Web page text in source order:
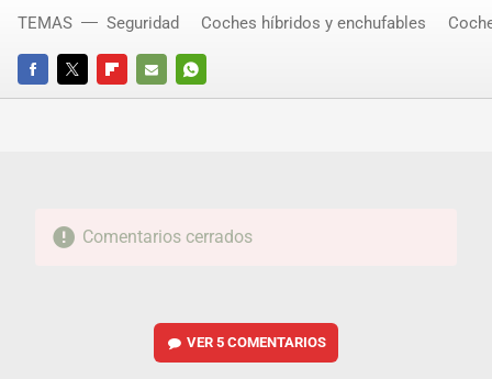
FACEBOOKTWITTERFLIPBOARD
E-
WHATSAPP
TEMAS Seguridad Coches híbridos y enchufables
Comentarios cerrados
VER5 COMENTARIOS